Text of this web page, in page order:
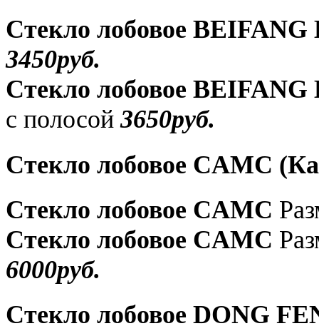
Стекло лобовое
3450руб.
Стекло лобовое
с полосой3650руб.
Стекло лобовое CAMC
Стекло лобовое CAMC
Стекло лобовое CAMC
6000руб.
Стекло лобовое DONG